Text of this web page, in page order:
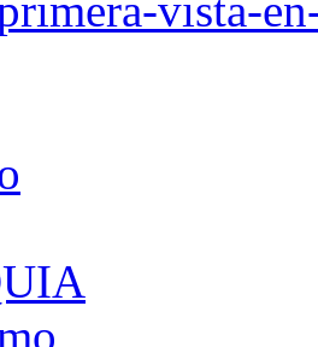
vista-